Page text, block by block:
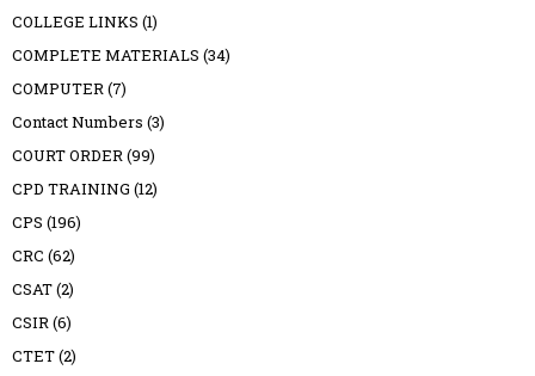
COLLEGE LINKS (1)
COMPLETE MATERIALS (34)
COMPUTER(7)
Contact Numbers (3)
COURT ORDER(99)
CPD TRAINING (12)
CPS (196)
CRC (62)
CSAT(2)
CSIR(6)
CTET(2)